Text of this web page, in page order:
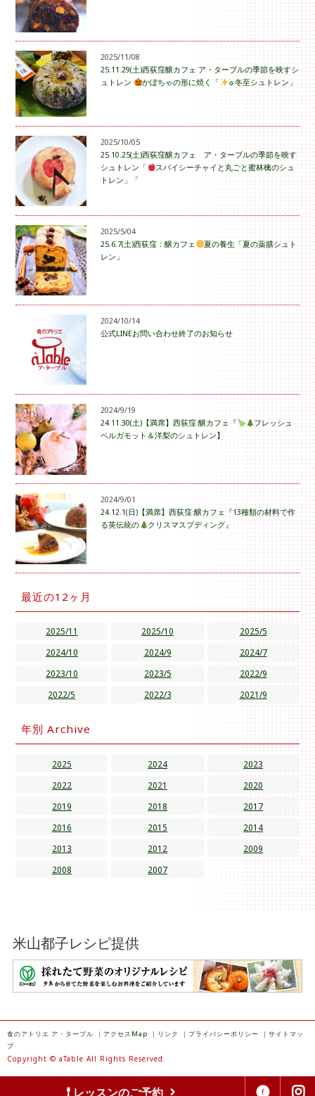
2025/11/08
25.11.29(土)西荻窪醸カフェ ア・ターブルの季節を映すシ
ュトレン
かぼちゃの形に焼く「 ☼冬至シュトレン」
2025/10/05
25.10.25(土)西荻窪醸カフェ ア・ターブルの季節を映す
シュトレン「
スパイシーチャイと丸ごと蜜林檎のシュ
トレン」「
2025/5/04
25.6.7(土)西荻窪：醸カフェ
夏の養生「夏の薬膳シュト
レン」
2024/10/14
公式LINEお問い合わせ終了のお知らせ
2024/9/19
24.11.30(土)【満席】西荻窪:醸カフェ『
フレッシュ
ベルガモット＆洋梨のシュトレン】
2024/9/01
24.12.1(日)【満席】西荻窪:醸カフェ『13種類の材料で作
る英伝統の
クリスマスプディング』
最近の12ヶ月
2025/11 2025/10
2025/5
2024/10
2024/9
2024/7
2023/10
2023/5
2022/9
2022/5
2022/3 2021/9
年別 Archive
2025 2024
2023
2022
2021
2020
2019
2018
2017
2016
2015
2014
2013
2012
2009
2008
2007
米山都子レシピ提供
レッスンのご予約
食のアトリエ ア・ターブル ｜ アクセスMap ｜ リンク ｜ プライバシーポリシー ｜ サイトマッ
プ
Copyright © aTable All Rights Reserved.